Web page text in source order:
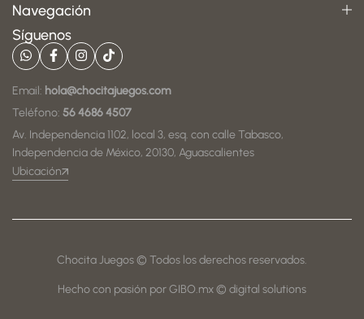
Navegación
Síguenos
Email: hola@chocitajuegos.com
Teléfono: 56 4686 4507
Av. Independencia 1102, local 3, esq. con calle Tabasco,
Independencia de México, 20130, Aguascalientes
Ubicación
Chocita Juegos © Todos los derechos reservados.
Hecho con pasión por GIBO.mx © digital solutions